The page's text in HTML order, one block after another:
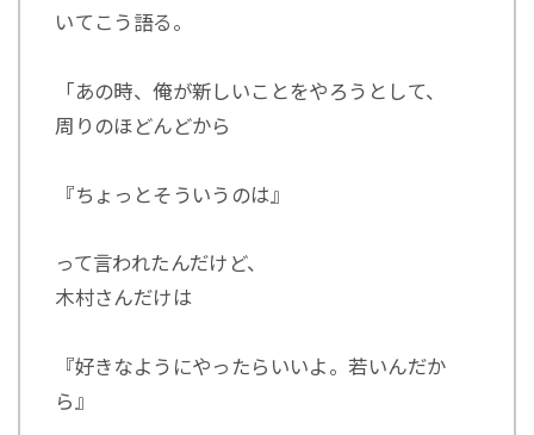
いてこう語る。
「あの時、俺が新しいことをやろうとして、
周りのほどんどから
『ちょっとそういうのは』
って言われたんだけど、
木村さんだけは
『好きなようにやったらいいよ。若いんだか
ら』